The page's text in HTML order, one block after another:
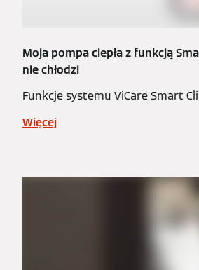
Moja pompa ciepła z funkcją
nie chłodzi
Funkcje systemu ViCare Smart
Więcej